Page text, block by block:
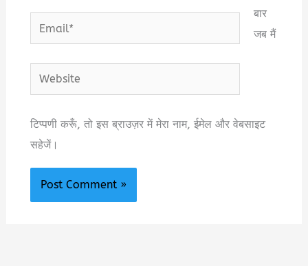
Email*
Website
बार
जब मैं
टिप्पणी करूँ, तो इस ब्राउज़र में मेरा नाम, ईमेल और वेबसाइट
सहेजें।